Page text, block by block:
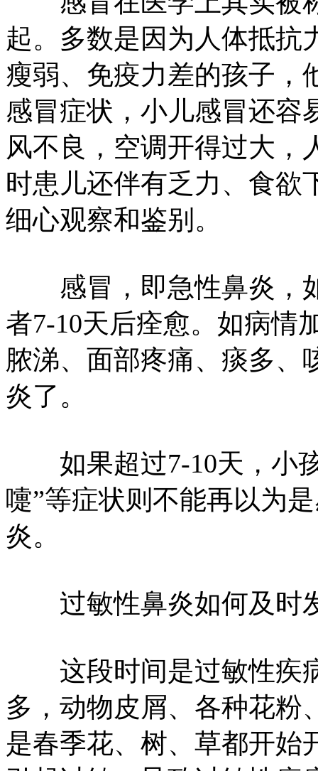
起。多数是因为人体抵抗
瘦弱、免疫力差的孩子，
感冒症状，小儿感冒还容
风不良，空调开得过大，
时患儿还伴有乏力、食欲
细心观察和鉴别。
感冒，即急性鼻炎，
者7-10天后痊愈。如病情
脓涕、面部疼痛、痰多、
炎了。
如果超过7-10天，小孩
嚏”等症状则不能再以为
炎。
过敏性鼻炎如何及时
这段时间是过敏性疾
多，动物皮屑、各种花粉
是春季花、树、草都开始